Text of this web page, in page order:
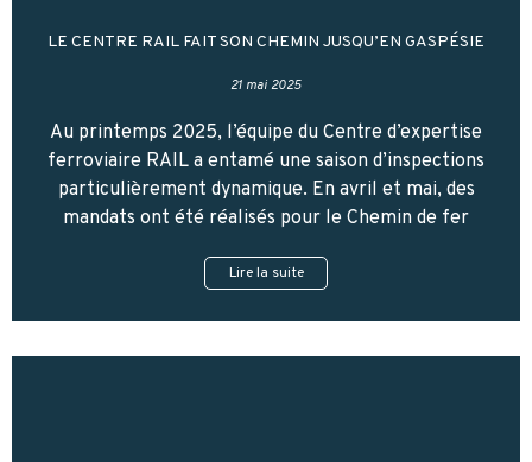
LE CENTRE RAIL FAIT SON CHEMIN JUSQU’EN GASPÉSIE
21 mai 2025
Au printemps 2025, l’équipe du Centre d’expertise
ferroviaire RAIL a entamé une saison d’inspections
particulièrement dynamique. En avril et mai, des
mandats ont été réalisés pour le Chemin de fer
Lire la suite